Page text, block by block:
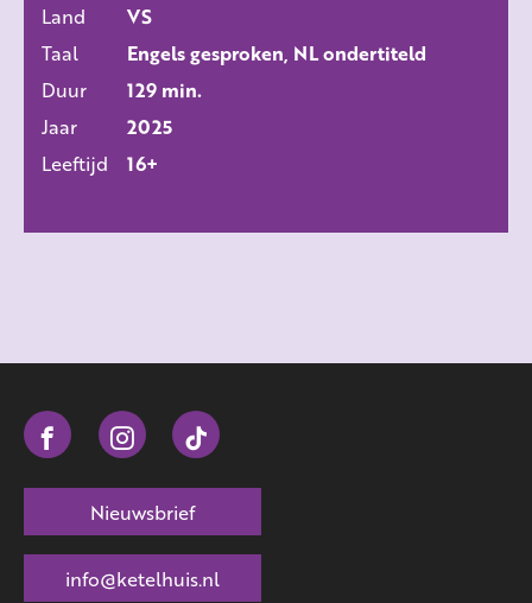
Land
VS
Taal
Engels gesproken, NL ondertiteld
Duur
129 min.
Jaar
2025
Leeftijd
16+
Nieuwsbrief
info@ketelhuis.nl